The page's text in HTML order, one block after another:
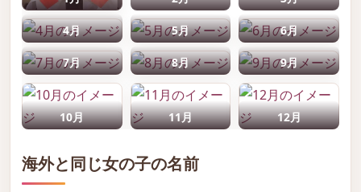
4月 5月 6月
7月 8月 9月
10月 11月 12月
海外と同じ女の子の名前